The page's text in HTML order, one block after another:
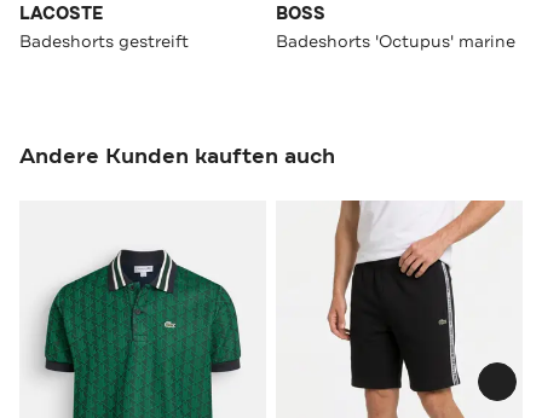
LACOSTE
Badeshorts gestreift
BOSS
Badeshorts 'Octupus' marine
Andere Kunden kauften auch